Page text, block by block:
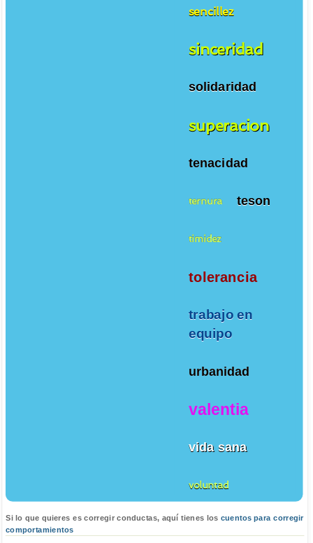
sencillez
sinceridad
solidaridad
superacion
tenacidad
ternura teson
timidez
tolerancia
trabajo en
equipo
urbanidad
valentia
vida sana
voluntad
Si lo que quieres es corregir conductas, aquí tienes los cuentos para corregir
comportamientos